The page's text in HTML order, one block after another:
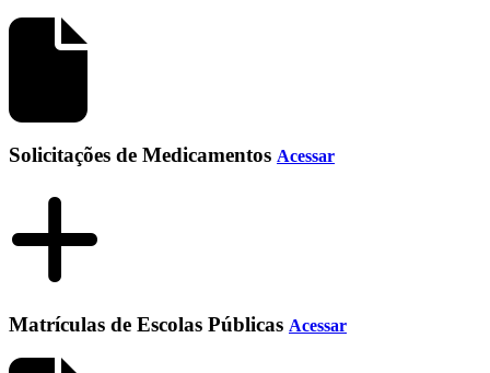
Solicitações de Medicamentos Acessar
Matrículas de Escolas Públicas Acessar